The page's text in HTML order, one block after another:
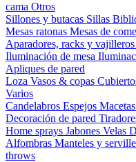
cama Otros
Sillones y butacas Sillas
Mesas ratonas Mesas de
Aparadores, racks y vajilleros
Iluminación de mesa
Apliques de pared
Loza Vasos & copas
Varios
Candelabros Espejos
Decoración de pared
Home sprays Jabones Velas
Alfombras Manteles y
throws